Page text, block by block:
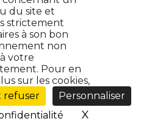
Ouvrir
le
menu
du site et
strictement
à son bon
non
votre
Pour en
sur les cookies,
refuser
Personnaliser
X